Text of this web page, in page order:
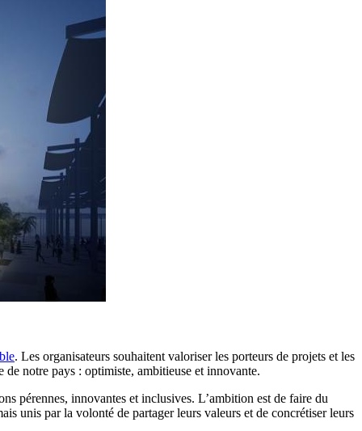
. Les organisateurs souhaitent valoriser les porteurs de projets et les
de notre pays : optimiste, ambitieuse et innovante.
pérennes, innovantes et inclusives. L’ambition est de faire du
unis par la volonté de partager leurs valeurs et de concrétiser leurs